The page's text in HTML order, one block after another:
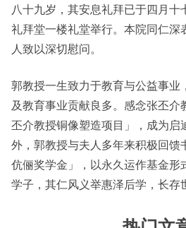
八十九岁，其安息礼拜已于四月
礼拜堂一楼礼堂举行。本院同仁深
人致以深切慰问。
郭教授一生致力于教育与公益事业
及教育事业贡献良多。感念张丕介
丕介教授铜像塑造项目」，成为启
外，郭教授与夫人多年来积极回馈
伉俪奖学金」，以永久运作基金形
学子，其仁风义举惠泽后学，长存